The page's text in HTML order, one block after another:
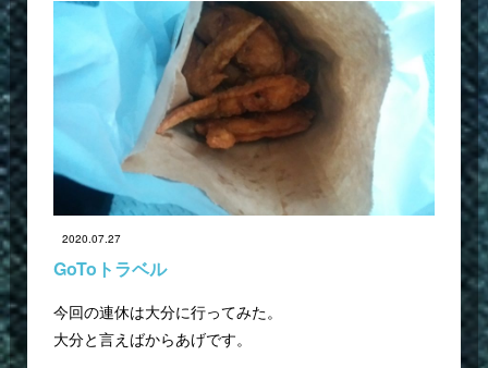
2020.07.27
GoToトラベル
今回の連休は大分に行ってみた。
大分と言えばからあげです。